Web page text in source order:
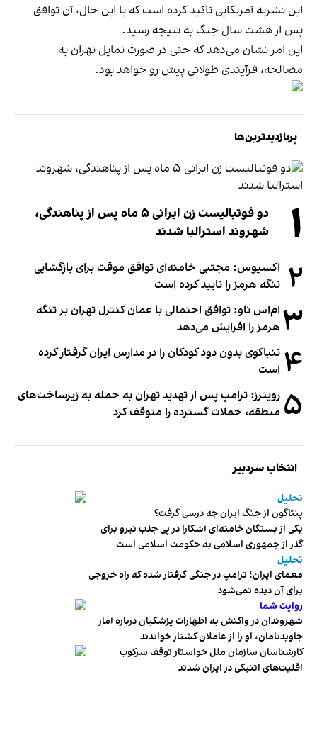
این نشریه آمریکایی تاکید کرده است که با این حال، آن توافق
پس از هشت سال جنگ به نتیجه رسید.
این امر نشان می‌دهد که حتی در صورت تمایل تهران به
مصالحه، فرآیندی طولانی پیش رو خواهد بود.
پربازدیدترین‌ها
۱
دو فوتبالیست زن ایرانی ۵ ماه پس از پناهندگی،
شهروند استرالیا شدند
۲ اکسیوس: مجتبی خامنه‌ای توافق موقت برای بازگشایی
تنگه هرمز را تایید کرده است
۳ ام‌اس ناو: توافق احتمالی با عمان کنترل تهران بر تنگه
هرمز را افزایش می‌دهد
۴ تنباکوی بدون دود کودکان را در مدارس ایران گرفتار کرده
است
۵ رویترز: ترامپ پس از تهدید تهران به حمله به زیرساخت‌های
منطقه، حملات گسترده را متوقف کرد
انتخاب سردبیر
تحلیل
پنتاگون از جنگ ایران چه درسی گرفت؟
یکی از بستگان خامنه‌ای آشکارا در پی جذب نیرو برای
گذر از جمهوری اسلامی به حکومت اسلامی است
تحلیل
معمای ایران؛ ترامپ در جنگی گرفتار شده که راه خروجی
برای آن دیده نمی‌شود
روایت شما
شهروندان در واکنش به اظهارات پزشکیان درباره آمار
جاویدنامان، او را از عاملان کشتار خواندند
کارشناسان سازمان ملل خواستار توقف سرکوب
اقلیت‌های اتنیکی در ایران شدند